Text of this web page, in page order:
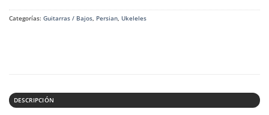
Categorías: Guitarras / Bajos, Persian, Ukeleles
DESCRIPCIÓN